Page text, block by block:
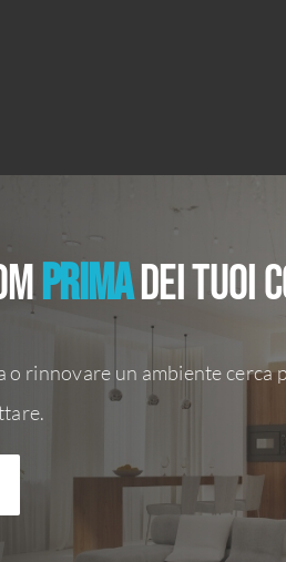
PRIMAdei tuoi
o rinnovare un ambiente cerca